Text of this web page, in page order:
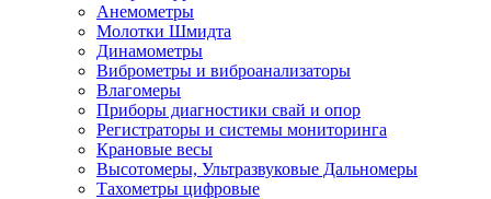
Анемометры
Молотки Шмидта
Динамометры
Виброметры и виброанализаторы
Влагомеры
Приборы диагностики свай и опор
Регистраторы и системы мониторинга
Крановые весы
Высотомеры, Ультразвуковые Дальномеры
Тахометры цифровые